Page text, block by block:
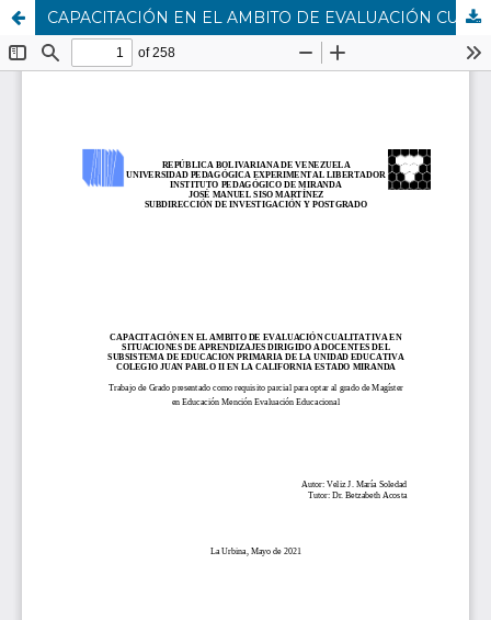
CAPACITACIÓN EN EL AMBITO DE EVALUACIÓN CUALITATIVA EN SITUACIONES DE APRENDIZAJES DIRIGIDO A DOCENTES DEL SUBSISTEMA DE EDUCACION PRIMARIA DE LA UNIDAD EDUCATIVA COLEGIO JUAN PABLO II EN LA CALIFORNIA ESTADO MIRANDA